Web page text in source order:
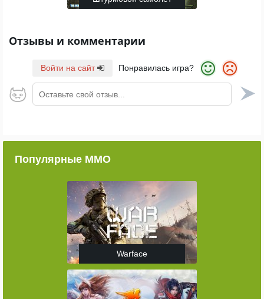
Отзывы и комментарии
Войти на сайт Понравилась игра?
Оставьте свой отзыв...
Популярные ММО
Warface